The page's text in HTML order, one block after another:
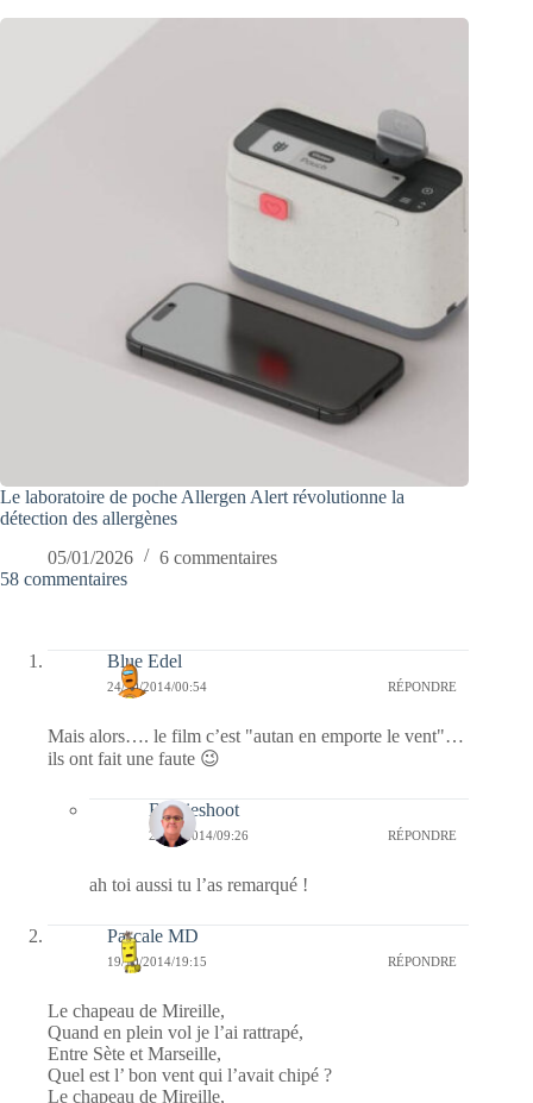
Le laboratoire de poche Allergen Alert révolutionne la
détection des allergènes
05/01/2026
6 commentaires
58 commentaires
Blue Edel
24/10/2014/00:54 RÉPONDRE
Mais alors…. le film c’est "autan en emporte le vent"…
ils ont fait une faute 😉
Bernieshoot
24/10/2014/09:26 RÉPONDRE
ah toi aussi tu l’as remarqué !
Pascale MD
19/10/2014/19:15 RÉPONDRE
Le chapeau de Mireille,
Quand en plein vol je l’ai rattrapé,
Entre Sète et Marseille,
Quel est l’ bon vent qui l’avait chipé ?
Le chapeau de Mireille,